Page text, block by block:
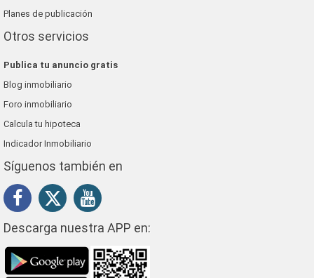
Planes de publicación
Otros servicios
Publica tu anuncio gratis
Blog inmobiliario
Foro inmobiliario
Calcula tu hipoteca
Indicador Inmobiliario
Síguenos también en
Descarga nuestra APP en: